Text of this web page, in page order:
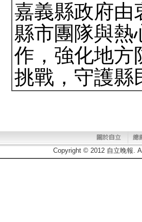
嘉義縣政府由
縣市團隊與熱
作，強化地方
挑戰，守護縣
Copyright © 2012 自立晚報.